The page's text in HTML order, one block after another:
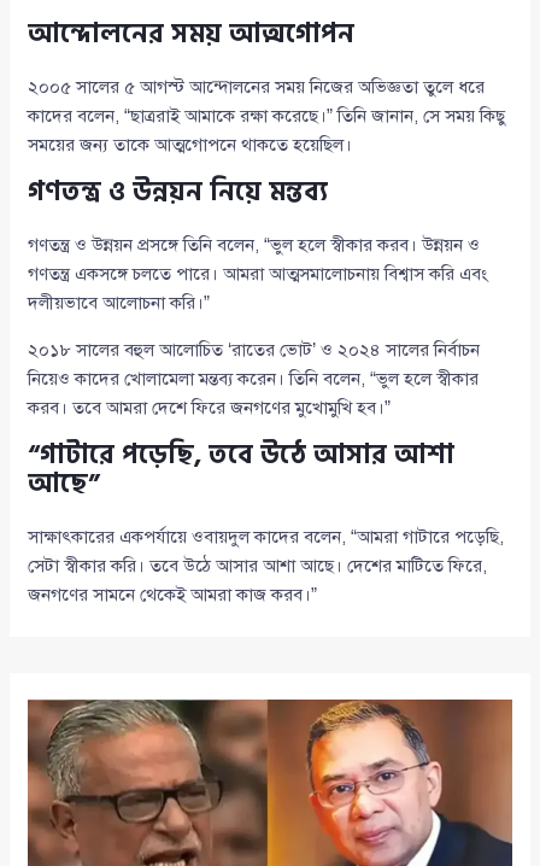
আন্দোলনের সময় আত্মগোপন
২০০৫ সালের ৫ আগস্ট আন্দোলনের সময় নিজের অভিজ্ঞতা তুলে ধরে
কাদের বলেন, “ছাত্ররাই আমাকে রক্ষা করেছে।” তিনি জানান, সে সময় কিছু
সময়ের জন্য তাকে আত্মগোপনে থাকতে হয়েছিল।
গণতন্ত্র ও উন্নয়ন নিয়ে মন্তব্য
গণতন্ত্র ও উন্নয়ন প্রসঙ্গে তিনি বলেন, “ভুল হলে স্বীকার করব। উন্নয়ন ও
গণতন্ত্র একসঙ্গে চলতে পারে। আমরা আত্মসমালোচনায় বিশ্বাস করি এবং
দলীয়ভাবে আলোচনা করি।”
২০১৮ সালের বহুল আলোচিত ‘রাতের ভোট’ ও ২০২৪ সালের নির্বাচন
নিয়েও কাদের খোলামেলা মন্তব্য করেন। তিনি বলেন, “ভুল হলে স্বীকার
করব। তবে আমরা দেশে ফিরে জনগণের মুখোমুখি হব।”
“গাটারে পড়েছি, তবে উঠে আসার আশা
আছে”
সাক্ষাৎকারের একপর্যায়ে ওবায়দুল কাদের বলেন, “আমরা গাটারে পড়েছি,
সেটা স্বীকার করি। তবে উঠে আসার আশা আছে। দেশের মাটিতে ফিরে,
জনগণের সামনে থেকেই আমরা কাজ করব।”